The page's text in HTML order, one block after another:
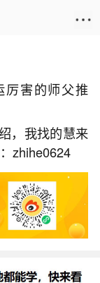
10 赞
害的师父推
，我找的慧来
zhihe0624